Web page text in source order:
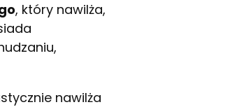
, który nawilża,
nawilża